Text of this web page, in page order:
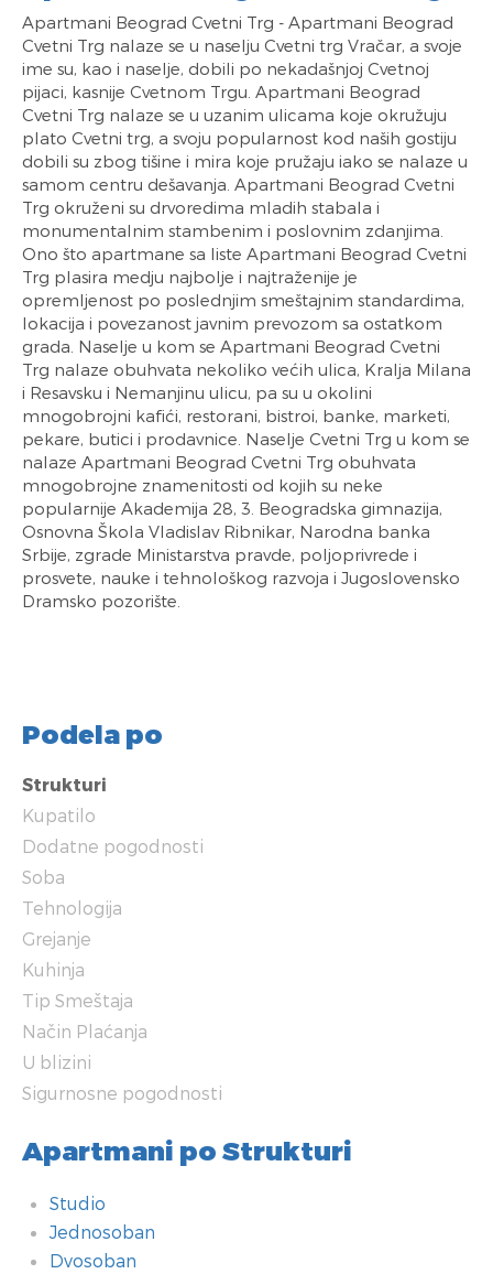
Apartmani Beograd Cvetni Trg - Apartmani Beograd
Cvetni Trg nalaze se u naselju Cvetni trg Vračar, a svoje
ime su, kao i naselje, dobili po nekadašnjoj Cvetnoj
pijaci, kasnije Cvetnom Trgu. Apartmani Beograd
Cvetni Trg nalaze se u uzanim ulicama koje okružuju
plato Cvetni trg, a svoju popularnost kod naših gostiju
dobili su zbog tišine i mira koje pružaju iako se nalaze u
samom centru dešavanja. Apartmani Beograd Cvetni
Trg okruženi su drvoredima mladih stabala i
monumentalnim stambenim i poslovnim zdanjima.
Ono što apartmane sa liste Apartmani Beograd Cvetni
Trg plasira medju najbolje i najtraženije je
opremljenost po poslednjim smeštajnim standardima,
lokacija i povezanost javnim prevozom sa ostatkom
grada. Naselje u kom se Apartmani Beograd Cvetni
Trg nalaze obuhvata nekoliko većih ulica, Kralja Milana
i Resavsku i Nemanjinu ulicu, pa su u okolini
mnogobrojni kafići, restorani, bistroi, banke, marketi,
pekare, butici i prodavnice. Naselje Cvetni Trg u kom se
nalaze Apartmani Beograd Cvetni Trg obuhvata
mnogobrojne znamenitosti od kojih su neke
popularnije Akademija 28, 3. Beogradska gimnazija,
Osnovna Škola Vladislav Ribnikar, Narodna banka
Srbije, zgrade Ministarstva pravde, poljoprivrede i
prosvete, nauke i tehnološkog razvoja i Jugoslovensko
Dramsko pozorište.
Podela po
Strukturi
Kupatilo
Dodatne pogodnosti
Soba
Tehnologija
Grejanje
Kuhinja
Tip Smeštaja
Način Plaćanja
U blizini
Sigurnosne pogodnosti
Apartmani po Strukturi
Studio
Jednosoban
Dvosoban